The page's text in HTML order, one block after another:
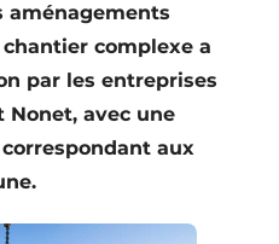
et égouttage
aménagements
complexe a
par les entreprises
Nonet, avec une
aux